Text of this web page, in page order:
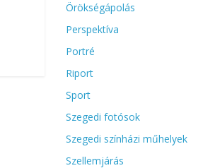
Örökségápolás
Perspektíva
Portré
Riport
Sport
Szegedi fotósok
Szegedi színházi műhelyek
Szellemjárás